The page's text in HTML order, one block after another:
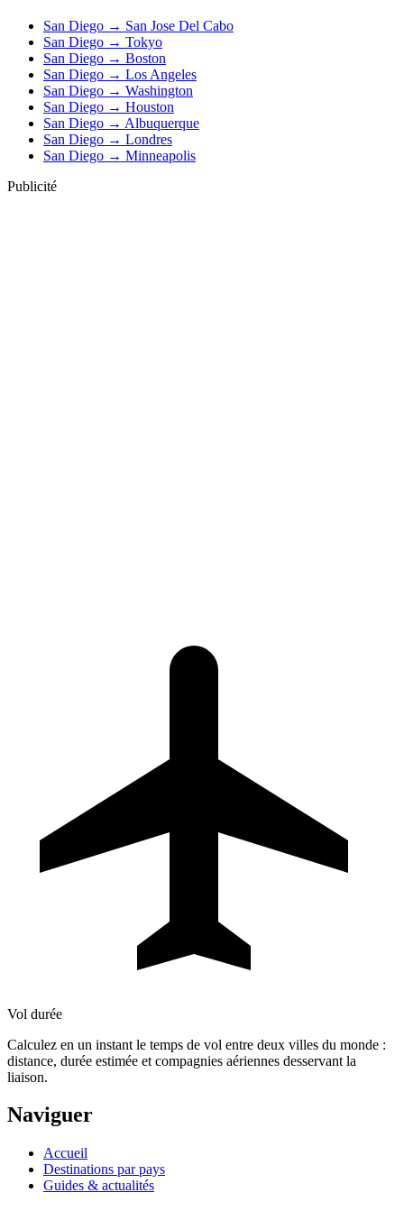
San Diego → San Jose Del Cabo
San Diego → Tokyo
San Diego → Boston
San Diego → Los Angeles
San Diego → Washington
San Diego → Houston
San Diego → Albuquerque
San Diego → Londres
San Diego → Minneapolis
Publicité
Vol durée
Calculez en un instant le temps de vol entre deux villes du monde :
distance, durée estimée et compagnies aériennes desservant la
liaison.
Naviguer
Accueil
Destinations par pays
Guides & actualités